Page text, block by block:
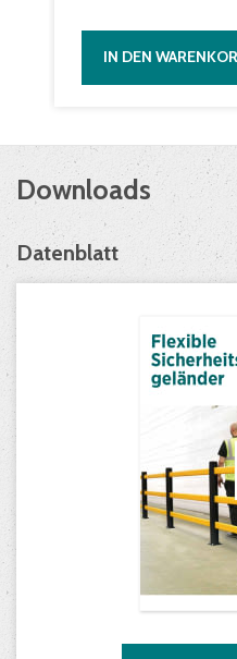
IN DEN
Downloads
Datenblatt